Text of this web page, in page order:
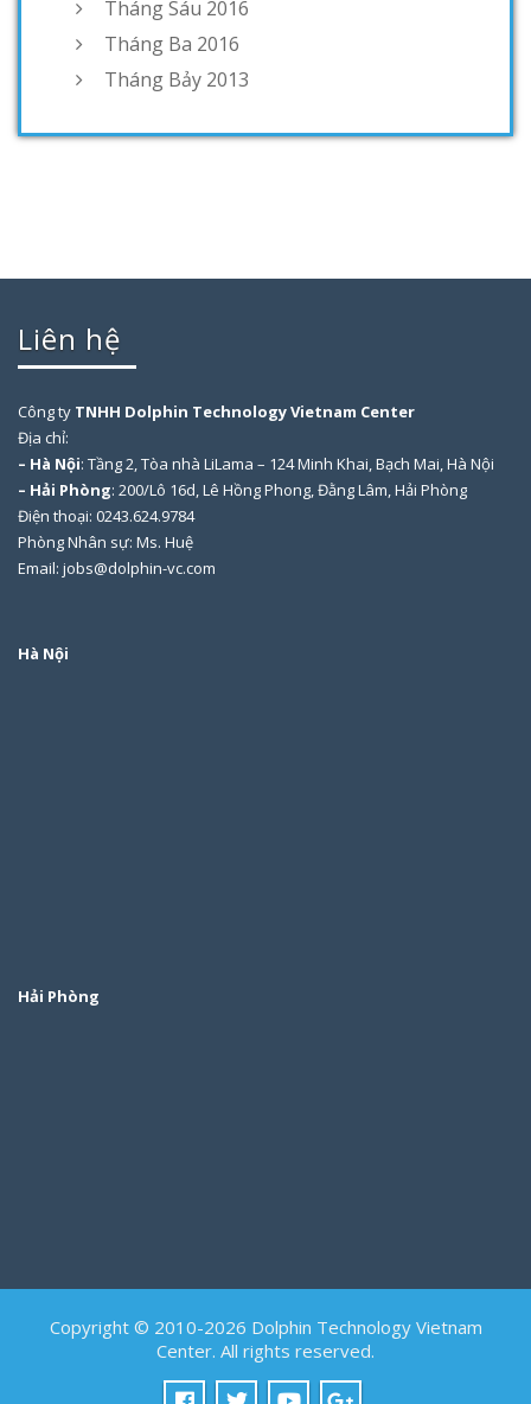
Tháng Sáu 2016
Tháng Ba 2016
Tháng Bảy 2013
Liên hệ
Công ty TNHH Dolphin Technology Vietnam Center
Địa chỉ:
– Hà Nội: Tầng 2, Tòa nhà LiLama – 124 Minh Khai, Bạch Mai, Hà Nội
– Hải Phòng: 200/Lô 16d, Lê Hồng Phong, Đằng Lâm, Hải Phòng
Điện thoại: 0243.624.9784
Phòng Nhân sự: Ms. Huệ
Email: jobs@dolphin-vc.com
Hà Nội
Hải Phòng
Copyright © 2010-2026 Dolphin Technology Vietnam
Center. All rights reserved.